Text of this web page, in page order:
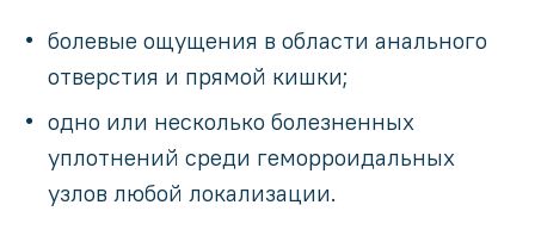
болевые ощущения в области анального
отверстия и прямой кишки;
одно или несколько болезненных
уплотнений среди геморроидальных
узлов любой локализации.